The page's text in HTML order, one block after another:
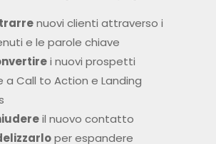
nuovi clienti attraverso i
e le parole chiave
i nuovi prospetti
a Call to Action e Landing
il nuovo contatto
per espandere